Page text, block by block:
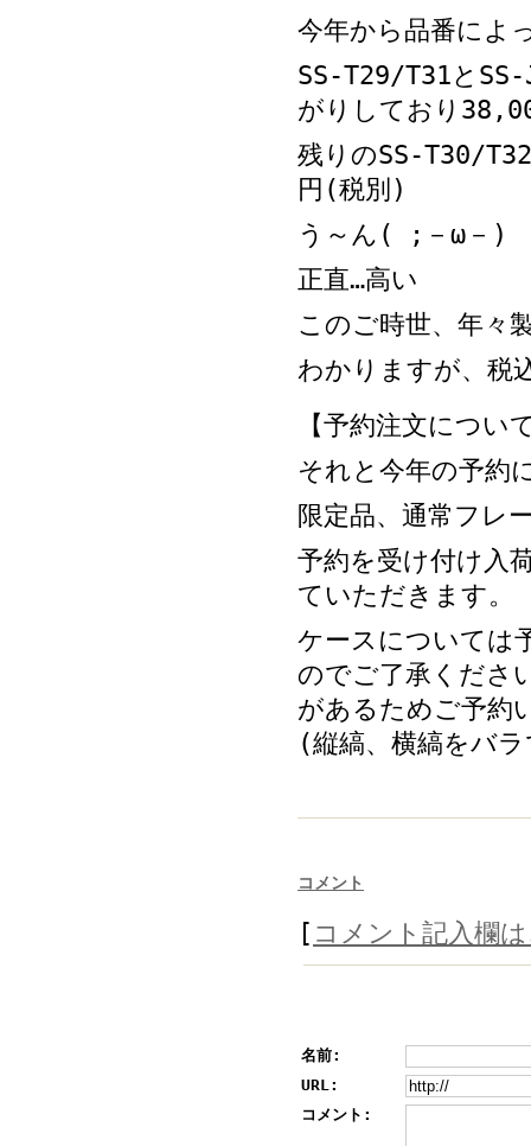
今年から品番によ
SS-T29/T31と
がりしており
残りのSS-T30/
円(税別)
う～ん( ;－ω－)
正直…高い
このご時世、年々
わかりますが、税
【予約注文につい
それと今年の予約
限定品、通常フレ
予約を受け付け入
ていただきます。
ケースについては
のでご了承くださ
があるためご予約
(縦縞、横縞をバ
コメント
[ コメント記入欄
名前:
URL:
コメント: